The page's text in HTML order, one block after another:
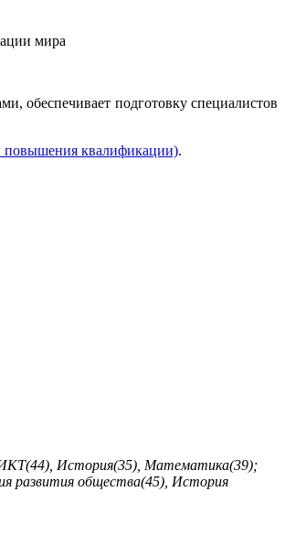
мира
обеспечивает подготовку специалистов
повышения квалификации).
ИКТ(44), История(35), Математика(39);
развития общества(45), История